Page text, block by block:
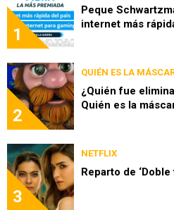
1
Peque
internet más
2
QUIÉN ES LA
¿Quién fue
Quién es la
3
NETFLIX
Reparto de